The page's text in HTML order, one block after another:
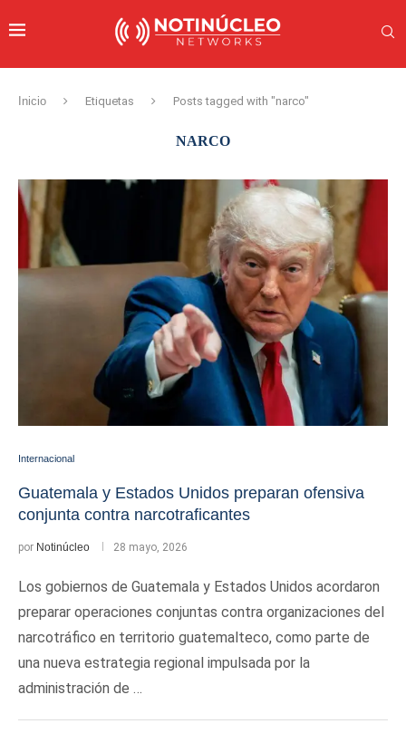
Inicio Etiquetas Posts tagged with "narco"
NARCO
Internacional
Guatemala y Estados Unidos preparan ofensiva
conjunta contra narcotraficantes
por Notinúcleo 28 mayo, 2026
Los gobiernos de Guatemala y Estados Unidos acordaron
preparar operaciones conjuntas contra organizaciones del
narcotráfico en territorio guatemalteco, como parte de
una nueva estrategia regional impulsada por la
administración de …